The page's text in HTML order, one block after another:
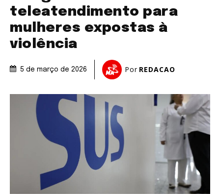
teleatendimento para
mulheres expostas à
violência
5 de março de 2026 Por REDACAO